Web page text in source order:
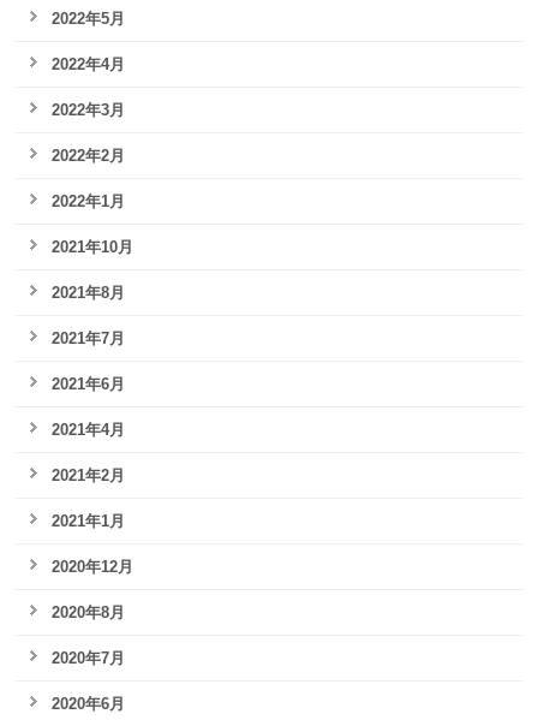
2022年5月
2022年4月
2022年3月
2022年2月
2022年1月
2021年10月
2021年8月
2021年7月
2021年6月
2021年4月
2021年2月
2021年1月
2020年12月
2020年8月
2020年7月
2020年6月